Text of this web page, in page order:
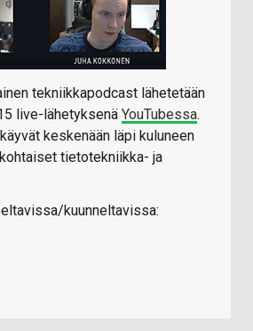
tekniikkapodcast lähetetään
live-lähetyksenä YouTubessa.
keskenään läpi kuluneen
tietotekniikka- ja
kuunneltavissa: